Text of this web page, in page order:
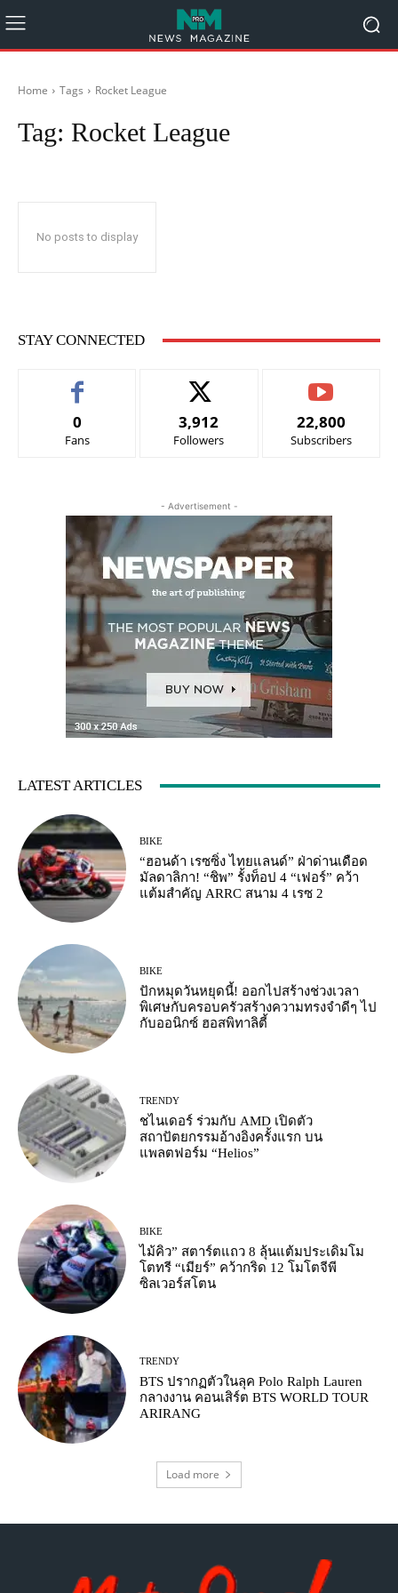
Home Tags Rocket League
Tag: Rocket League
No posts to display
STAY CONNECTED
0
Fans
3,912
Followers
22,800
Subscribers
- Advertisement -
LATEST ARTICLES
BIKE
“ฮอนด้า เรซซิ่ง ไทยแลนด์” ฝ่าด่านเดือด
มัลดาลิกา! “ชิพ” รั้งท็อป 4 “เฟอร์” คว้า
แต้มสำคัญ ARRC สนาม 4 เรซ 2
BIKE
ปักหมุดวันหยุดนี้! ออกไปสร้างช่วงเวลา
พิเศษกับครอบครัวสร้างความทรงจำดีๆ ไป
กับออนิกซ์ ฮอสพิทาลิตี้
TRENDY
ชไนเดอร์ ร่วมกับ AMD เปิดตัว
สถาปัตยกรรมอ้างอิงครั้งแรก บน
แพลตฟอร์ม “Helios”
BIKE
ไม้คิว” สตาร์ตแถว 8 ลุ้นแต้มประเดิมโม
โตทรี “เมียร์” คว้ากริด 12 โมโตจีพี
ซิลเวอร์สโตน
TRENDY
BTS ปรากฏตัวในลุค Polo Ralph Lauren
กลางงาน คอนเสิร์ต BTS WORLD TOUR
ARIRANG
Load more